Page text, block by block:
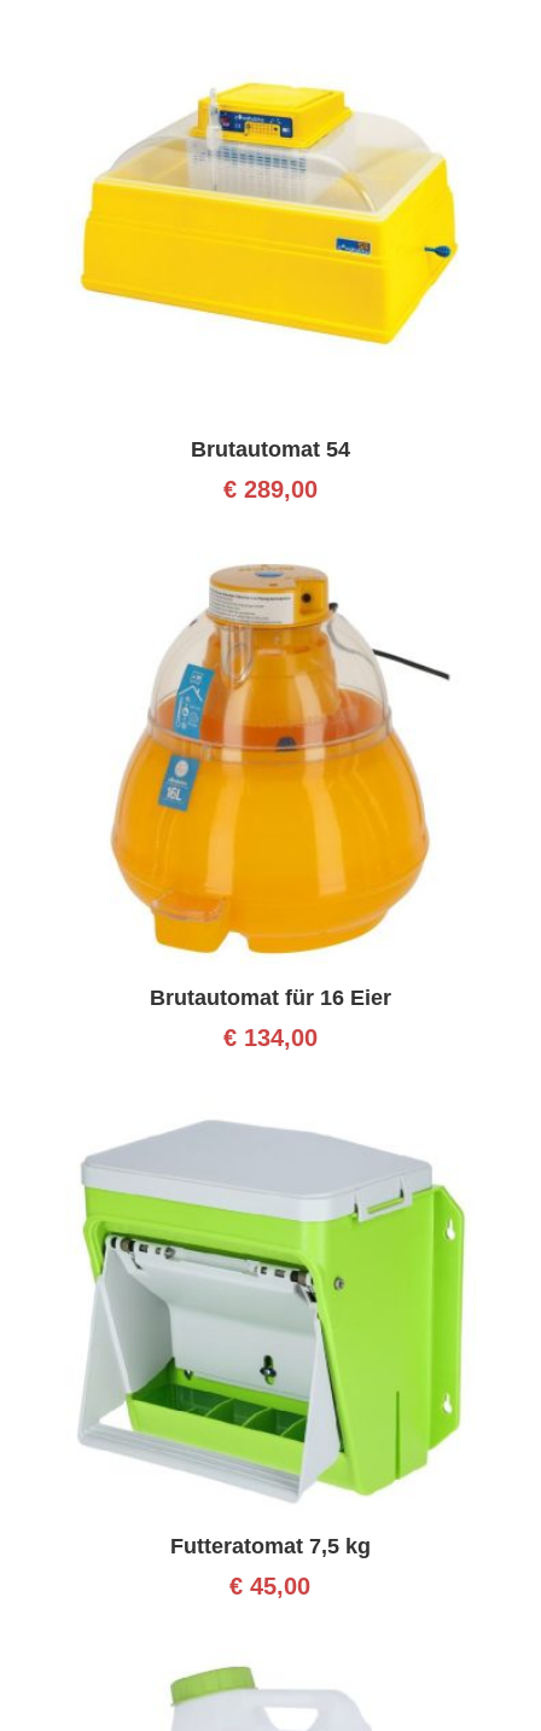
Brutautomat 54
€289,00
Brutautomat für 16 Eier
€134,00
Futteratomat 7,5 kg
€ 45,00